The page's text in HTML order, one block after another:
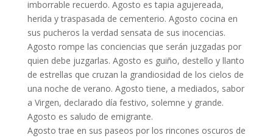
imborrable recuerdo. Agosto es tapia agujereada,
herida y traspasada de cementerio. Agosto cocina en
sus pucheros la verdad sensata de sus inocencias.
Agosto rompe las conciencias que serán juzgadas por
quien debe juzgarlas. Agosto es guiño, destello y llanto
de estrellas que cruzan la grandiosidad de los cielos de
una noche de verano. Agosto tiene, a mediados, sabor
a Virgen, declarado día festivo, solemne y grande.
Agosto es saludo de emigrante.
Agosto trae en sus paseos por los rincones oscuros de